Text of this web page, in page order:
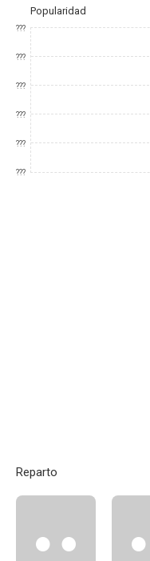
Popularidad
???
???
???
???
???
???
Reparto